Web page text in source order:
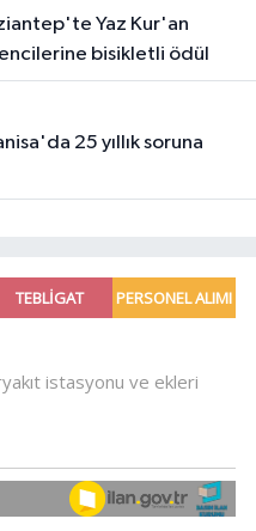
bisikletli ödül
mevzuat eğitimi